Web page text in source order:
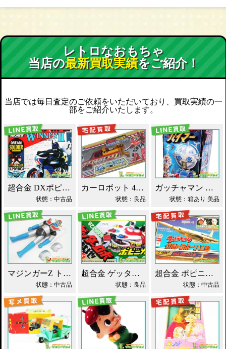
レトロなおもちゃ
当店の最新買取実績をご紹介！
当店では毎日査定のご依頼をいただいており、買取実績の一
部をご紹介いたします。
超合金 DXポピニカ ウィナア2世 夢戦士ウイングマン PC-46 買取！
状態：中古品
カーロボット 4WD・レッカー車 ダイアクロン買取！
状態：良品
ガッチャマン パイマー DXジャンボマシンダー買取！
状態：箱あり 美品
マジンガーZ トーキング ソフビ マスダヤ買取！
状態：中古品
超合金 ゲッターロボ基地 早乙女研究所 買取！
状態：良品
超合金 ポピニカ ウルトラセブン ウルトラホーク1号 買取！
状態：中古品